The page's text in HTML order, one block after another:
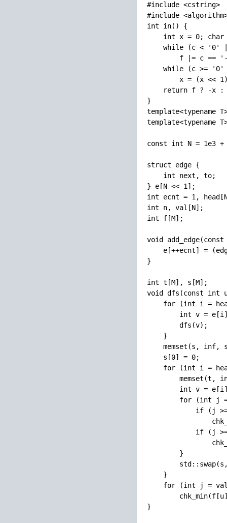
#include <cstring>
#include
int in() {
int x = 0; char
while (c < '0'
f |= c ==
while (c >= '0'
x = (x <<
return f ? -x :
}
const int N = 1e3
struct edge {
    int next, to;
} e[N << 1];
int ecnt = 1,
int n, val[N];
int f[M];
void
e[++ecnt] =
}
int t[M], s[M];
void dfs(const int
for (int i =
int v =
        dfs(v);
    }
memset(s, inf,
    s[0] = 0;
for (int i =
memset(t,
int v =
for (int j
if (j
if (j
        }
    }
for (int j =
}